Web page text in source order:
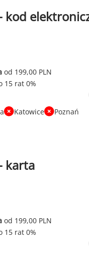
kod
od 199,00 PLN
Katowice Poznań
karta
od 199,00 PLN